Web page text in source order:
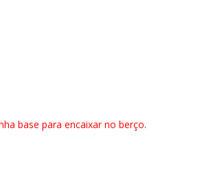
base para encaixar no berço.